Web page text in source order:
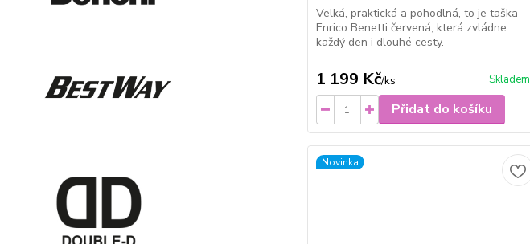
Velká, praktická a pohodlná, to je taška
Enrico Benetti červená, která zvládne
každý den i dlouhé cesty.
1 199 Kč/ks Skladem
Přidat do košíku
Novinka